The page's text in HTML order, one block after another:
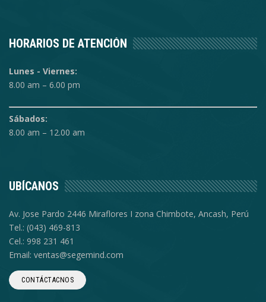
HORARIOS DE ATENCIÓN
Lunes - Viernes:
8.00 am – 6.00 pm
Sábados:
8.00 am – 12.00 am
UBÍCANOS
Av. Jose Pardo 2446 Miraflores I zona Chimbote, Ancash, Perú
Tel.: (043) 469-813
Cel.: 998 231 461
Email: ventas@segemind.com
CONTÁCTACNOS